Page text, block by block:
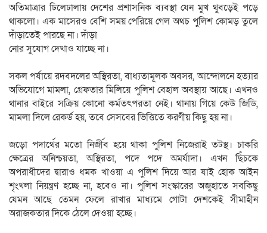
অতিমাত্রার ঢিলেঢালায় দেশের প্রশাসনিক ব্যবস্থা যেন মুখ থুবড়েই পড়ে
থাকলো। এক মাসেরও বেশি সময় পেরিয়ে গেল অথচ পুলিশ কোমড় তুলে
দাঁড়াতেই পারছে না। দাঁড়া
নোর সুযোগ দেখাও যাচ্ছে না।
সকল পর্যায়ে রদবদলের অস্থিরতা, বাধ্যতামূলক অবসর, আন্দোলনে হত্যার
অভিযোগে মামলা, গ্রেফতার মিলিয়ে পুলিশ বেহাল অবস্থায় আছে। এখনও
থানার বাইরে সক্রিয় কোনো কর্মতৎপরতা নেই। থানায় গিয়ে কেউ জিডি,
মামলা দিলে রেকর্ড হয়, তবে সেসবের ভিত্তিতে করণীয় কিছু হয় না।
জড়ো পদার্থের মতো নির্জীব হয়ে থাকা পুলিশ নিজেরাই তটস্থ। চাকরি
ক্ষেত্রের অনিশ্চয়তা, অস্থিরতা, পদে পদে অমর্যাদা। এখন ছিঁচকে
অপরাধীদের দ্বারাও ধমক খাওয়া এ পুলিশ দিয়ে আর যাই হোক আইন
শৃংখলা নিয়ন্ত্রণ হচ্ছে না, হবেও না। পুলিশ সংস্কারের অজুহাতে সবকিছু
যেমন আছে তেমন ফেলে রাখার মাধ্যমে গোটা দেশকেই সীমাহীন
অরাজকতার দিকে ঠেলে দেওয়া হচ্ছে।